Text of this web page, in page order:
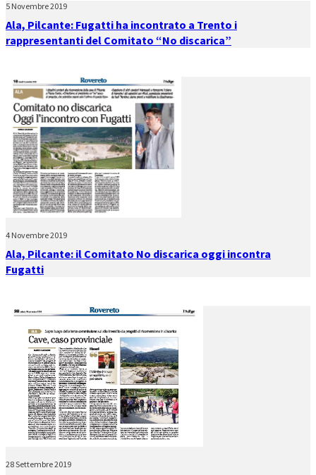
5 Novembre 2019
Ala, Pilcante: Fugatti ha incontrato a Trento i
rappresentanti del Comitato “No discarica”
4 Novembre 2019
Ala, Pilcante: il Comitato No discarica oggi incontra
Fugatti
28 Settembre 2019